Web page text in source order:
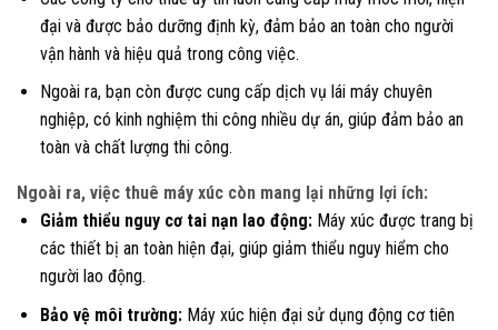
đại và được bảo dưỡng định kỳ, đảm bảo an toàn cho người
vận hành và hiệu quả trong công việc.
Ngoài ra, bạn còn được cung cấp dịch vụ lái máy chuyên
nghiệp, có kinh nghiệm thi công nhiều dự án, giúp đảm bảo an
toàn và chất lượng thi công.
Ngoài ra, việc thuê máy xúc còn mang lại những lợi ích:
Giảm thiểu nguy cơ tai nạn lao động:Máy xúc được trang bị
các thiết bị an toàn hiện đại, giúp giảm thiểu nguy hiểm cho
người lao động.
Bảo vệ môi trường:Máy xúc hiện đại sử dụng động cơ tiên